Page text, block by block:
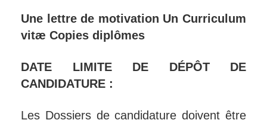
Une lettre de motivation Un Curriculum
vitæ Copies diplômes
DATE LIMITE DE DÉPÔT DE
CANDIDATURE :
Les Dossiers de candidature doivent être